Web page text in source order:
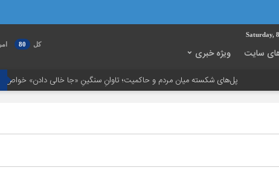
Saturday,
سایت ویژه خبری
کل 80
پل‌های شکسته میان مردم و حاکمیت؛ تاوانِ سنگینِ «جا خالی دادن» خواص